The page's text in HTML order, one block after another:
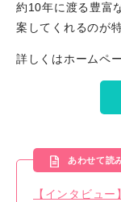
約10年に渡る豊富
案してくれるのが
詳しくはホームペ
あわせて読
【インタビュ